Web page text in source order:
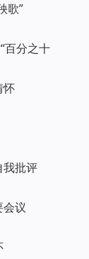
歌”
百分之十
怀
我批评
议